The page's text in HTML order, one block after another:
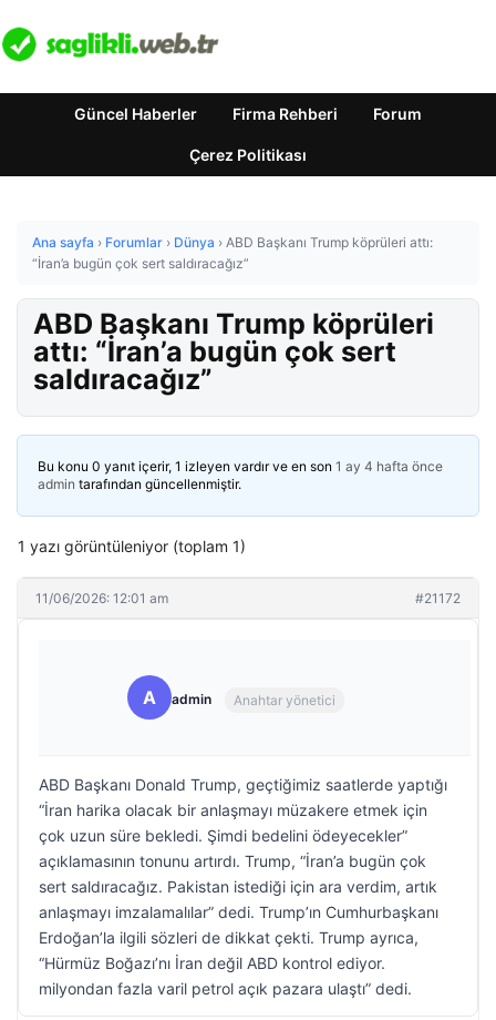
Güncel Haberler Firma Rehberi Forum
Çerez Politikası
Ana sayfa › Forumlar › Dünya › ABD Başkanı Trump köprüleri attı:
“İran’a bugün çok sert saldıracağız”
ABD Başkanı Trump köprüleri
attı: “İran’a bugün çok sert
saldıracağız”
Bu konu 0 yanıt içerir, 1 izleyen vardır ve en son 1 ay 4 hafta önce
admin tarafından güncellenmiştir.
1 yazı görüntüleniyor (toplam 1)
11/06/2026: 12:01 am #21172
A admin Anahtar yönetici
ABD Başkanı Donald Trump, geçtiğimiz saatlerde yaptığı
“İran harika olacak bir anlaşmayı müzakere etmek için
çok uzun süre bekledi. Şimdi bedelini ödeyecekler”
açıklamasının tonunu artırdı. Trump, “İran’a bugün çok
sert saldıracağız. Pakistan istediği için ara verdim, artık
anlaşmayı imzalamalılar” dedi. Trump’ın Cumhurbaşkanı
Erdoğan’la ilgili sözleri de dikkat çekti. Trump ayrıca,
“Hürmüz Boğazı’nı İran değil ABD kontrol ediyor.
milyondan fazla varil petrol açık pazara ulaştı” dedi.